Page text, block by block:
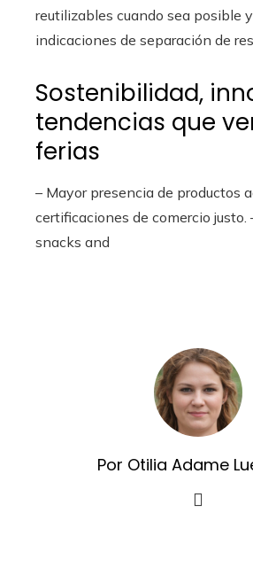
reutilizables cuando sea posible
indicaciones de separación de
Sostenibilidad,
tendencias que
ferias
– Mayor presencia de productos
certificaciones de comercio justo.
snacks and
Por Otilia Adame